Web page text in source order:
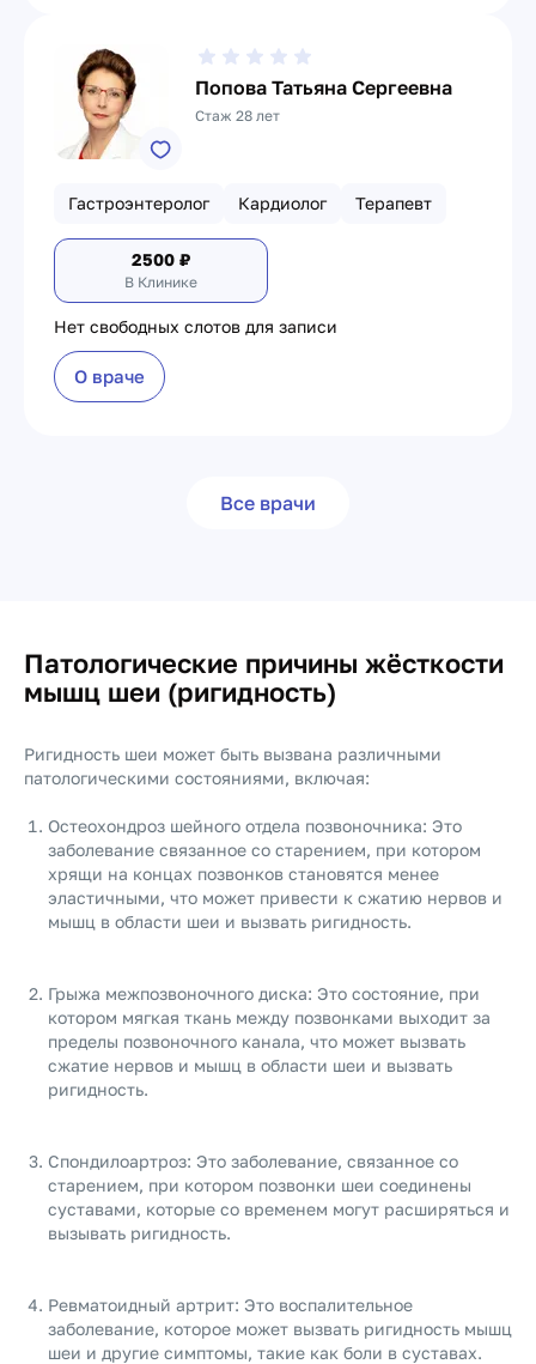
Попова Татьяна Сергеевна
Стаж 28 лет
Гастроэнтеролог Кардиолог Терапевт
2500 ₽
В Клинике
Нет свободных слотов для записи
О враче
Все врачи
Патологические причины жёсткости
мышц шеи (ригидность)
Ригидность шеи может быть вызвана различными
патологическими состояниями, включая:
Остеохондроз шейного отдела позвоночника: Это
заболевание связанное со старением, при котором
хрящи на концах позвонков становятся менее
эластичными, что может привести к сжатию нервов и
мышц в области шеи и вызвать ригидность.
Грыжа межпозвоночного диска: Это состояние, при
котором мягкая ткань между позвонками выходит за
пределы позвоночного канала, что может вызвать
сжатие нервов и мышц в области шеи и вызвать
ригидность.
Спондилоартроз: Это заболевание, связанное со
старением, при котором позвонки шеи соединены
суставами, которые со временем могут расширяться и
вызывать ригидность.
Ревматоидный артрит: Это воспалительное
заболевание, которое может вызвать ригидность мышц
шеи и другие симптомы, такие как боли в суставах.